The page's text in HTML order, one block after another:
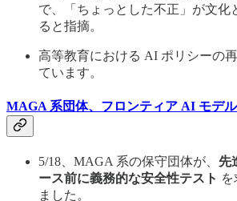
で、「ちょっとした不正」が文化
ると指摘。
高等教育における AI ポリシーの
ています。
MAGA 系団体、フロンティア AI モデ
5/18、MAGA 系の保守団体が、 先
ース前に義務的な安全性テスト
ました。